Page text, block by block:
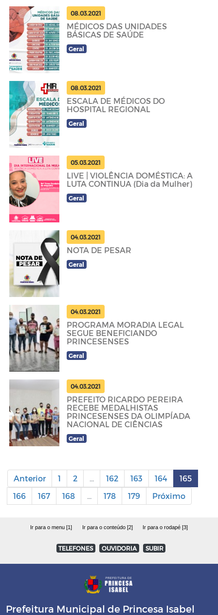
08.03.2021
MÉDICOS DAS UNIDADES
BÁSICAS DE SAÚDE
Geral
08.03.2021
ESCALA DE MÉDICOS DO
HOSPITAL REGIONAL
Geral
05.03.2021
LIVE | VIOLÊNCIA DOMÉSTICA: A
LUTA CONTINUA (Dia da Mulher)
Geral
04.03.2021
NOTA DE PESAR
Geral
04.03.2021
PROGRAMA MORADIA LEGAL
SEGUE BENEFICIANDO
PRINCESENSES
Geral
04.03.2021
PREFEITO RICARDO PEREIRA
RECEBE MEDALHISTAS
PRINCESENSES DA OLIMPÍADA
NACIONAL DE CIÊNCIAS
Geral
Anterior 1 2 ... 162 163 164
165
166
167 168 ... 178 179 Próximo
Ir para o menu [1] Ir para o conteúdo [2] Ir para o rodapé [3]
TELEFONES OUVIDORIA SUBIR
Prefeitura Municipal de Princesa Isabel